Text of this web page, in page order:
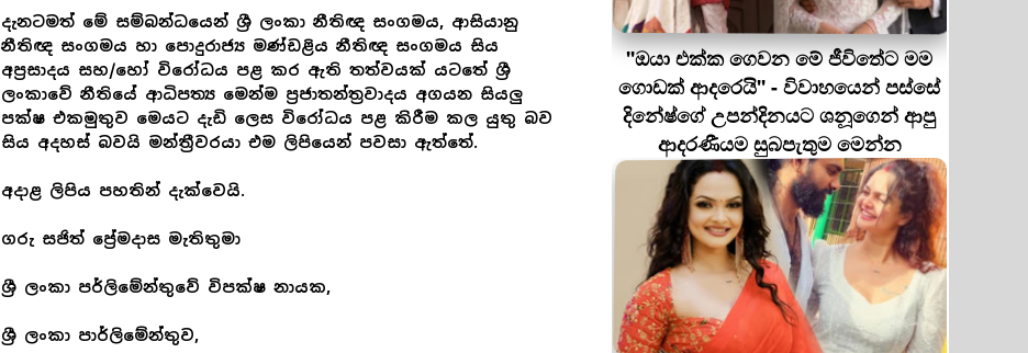
දැනටමත් මේ සම්බන්ධයෙන් ශ්‍රී ලංකා නීතිඥ සංගමය, ආසියානු
නීතිඥ සංගමය හා පොදුරාජ්‍ය මණ්ඩළිය නීතිඥ සංගමය සිය
අප්‍රසාදය සහ/හෝ විරෝධය පළ කර ඇති තත්වයක් යටතේ ශ්‍රී
ලංකාවේ නීතියේ ආධිපත්‍ය මෙන්ම ප්‍රජාතන්ත්‍රවාදය අගයන සියලු
පක්ෂ එකමුතුව මෙයට දැඩි ලෙස විරෝධය පළ කිරීම කල යුතු බව
සිය අදහස් බවයි මන්ත්‍රීවරයා එම ලිපියෙන් පවසා ඇත්තේ.
අදාළ ලිපිය පහතින් දැක්වෙයි.
ගරු සජිත් ප්‍රේමදාස මැතිතුමා
ශ්‍රී ලංකා පර්ලිමේන්තුවේ විපක්ෂ නායක,
ශ්‍රී ලංකා පාර්ලිමේන්තුව,
''ඔයා එක්ක ගෙවන මේ ජීවිතේට මම
ගොඩක් ආදරෙයි'' - විවාහයෙන් පස්සේ
දිනේෂ්ගේ උපන්දිනයට ශනූගෙන් ආපු
ආදරණීයම සුබපැතුම මෙන්න